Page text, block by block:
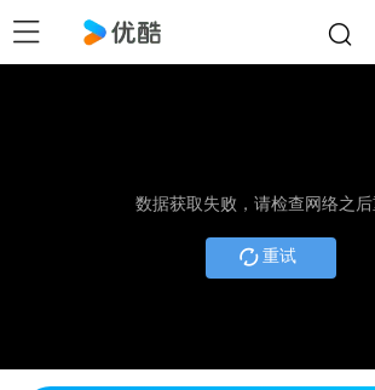
数据获取失败，请检查网络之
重试